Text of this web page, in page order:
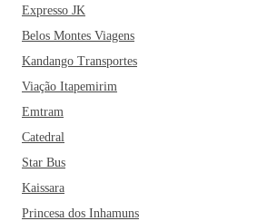
Expresso JK
Belos Montes Viagens
Kandango Transportes
Viação Itapemirim
Emtram
Catedral
Star Bus
Kaissara
Princesa dos Inhamuns